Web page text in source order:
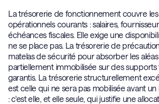
La trésorerie de fonctionnement couvre
opérationnels courants : salaires,
échéances fiscales. Elle exige une
ne se place pas. La trésorerie de
matelas de sécurité pour absorber les
partiellement immobilisée sur des supports
garantis. La trésorerie structurellement
est celle qui ne sera pas mobilisée avant
: c'est elle, et elle seule, qui justifie une